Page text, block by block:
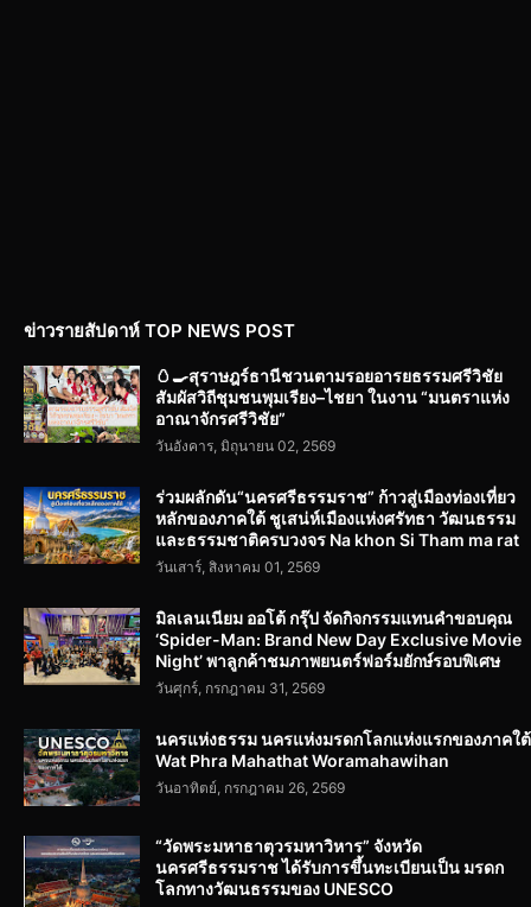
ข่าวรายสัปดาห์ TOP NEWS POST
🥚🍳สุราษฎร์ธานีชวนตามรอยอารยธรรมศรีวิชัย
สัมผัสวิถีชุมชนพุมเรียง–ไชยา ในงาน “มนตราแห่ง
อาณาจักรศรีวิชัย”
วันอังคาร, มิถุนายน 02, 2569
ร่วมผลักดัน“นครศรีธรรมราช” ก้าวสู่เมืองท่องเที่ยว
หลักของภาคใต้ ชูเสน่ห์เมืองแห่งศรัทธา วัฒนธรรม
และธรรมชาติครบวงจร Na khon Si Tham ma rat
วันเสาร์, สิงหาคม 01, 2569
มิลเลนเนียม ออโต้ กรุ๊ป จัดกิจกรรมแทนคำขอบคุณ
‘Spider-Man: Brand New Day Exclusive Movie
Night’ พาลูกค้าชมภาพยนตร์ฟอร์มยักษ์รอบพิเศษ
วันศุกร์, กรกฎาคม 31, 2569
นครแห่งธรรม นครแห่งมรดกโลกแห่งแรกของภาคใต้
Wat Phra Mahathat Woramahawihan
วันอาทิตย์, กรกฎาคม 26, 2569
“วัดพระมหาธาตุวรมหาวิหาร” จังหวัด
นครศรีธรรมราช ได้รับการขึ้นทะเบียนเป็น มรดก
โลกทางวัฒนธรรมของ UNESCO